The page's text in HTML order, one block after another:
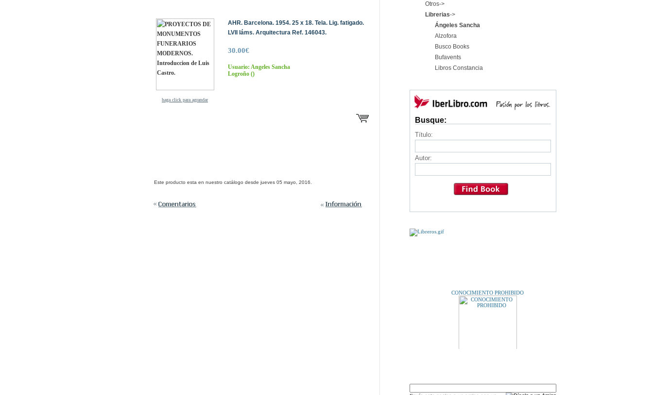
haga click para agrandar
AHR. Barcelona. 1954. 25 x 18. Tela. Lig. fatigado.
LVII láms. Arquitectura Ref. 146043.
30.00€
Usuario: Angeles Sancha
Logroño()
Este producto esta en nuestro catálogo desde jueves 05 mayo, 2016.
Otros->
Librerias->
Ángeles Sancha
Alzofora
Busco Books
Bufavents
Libros Constancia
Busque:
Título:
Autor: